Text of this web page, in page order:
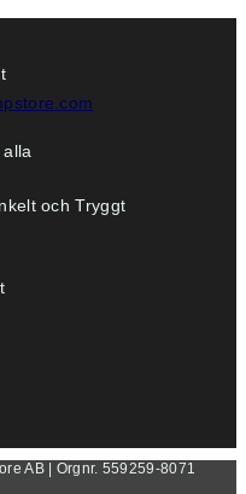
alla
och Tryggt
AB | Orgnr. 559259-8071